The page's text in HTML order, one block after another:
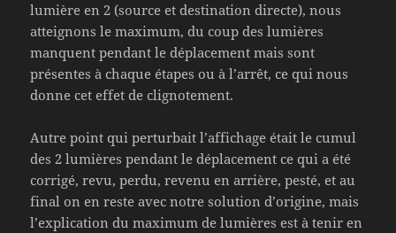
lumière en 2 (source et destination directe), nous
atteignons le maximum, du coup des lumières
manquent pendant le déplacement mais sont
présentes à chaque étapes ou à l’arrêt, ce qui nous
donne cet effet de clignotement.
Autre point qui perturbait l’affichage était le cumul
des 2 lumières pendant le déplacement ce qui a été
corrigé, revu, perdu, revenu en arrière, pesté, et au
final on en reste avec notre solution d’origine, mais
l’explication du maximum de lumières est à tenir en